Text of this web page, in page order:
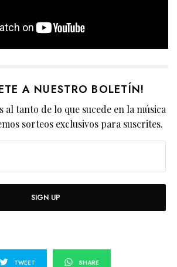
A NUESTRO BOLETÍN!
al tanto de lo que sucede en la música
sorteos exclusivos para suscrites.
SIGN UP
TWEET SHARE